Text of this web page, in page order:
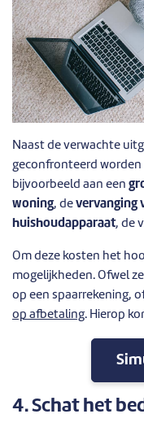
Naast de verwachte
geconfronteerd
bijvoorbeeld aan een
woning, de vervanging
huishoudapparaat, de
Om deze kosten het
mogelijkheden. Ofwel
op een spaarrekening,
op afbetaling. Hierop
4. Schat het